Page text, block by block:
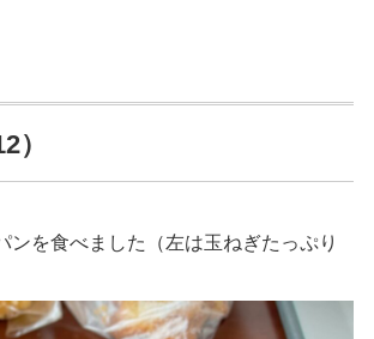
）
を食べました（左は玉ねぎたっぷり